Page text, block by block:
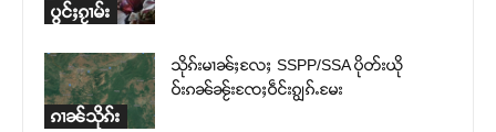
ပွင်ႈၵႂၢမ်း
ၵၢၼ်သိုၵ်း
သိုၵ်းမၢၼ်ႈလႄႈ SSPP/SSA ပိုတ်းယို
ဝ်းၵၼ်ၼႂ်းၸႄႈဝဵင်းၵျွၵ်ႉမႄး